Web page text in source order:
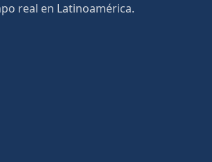
real en Latinoamérica.